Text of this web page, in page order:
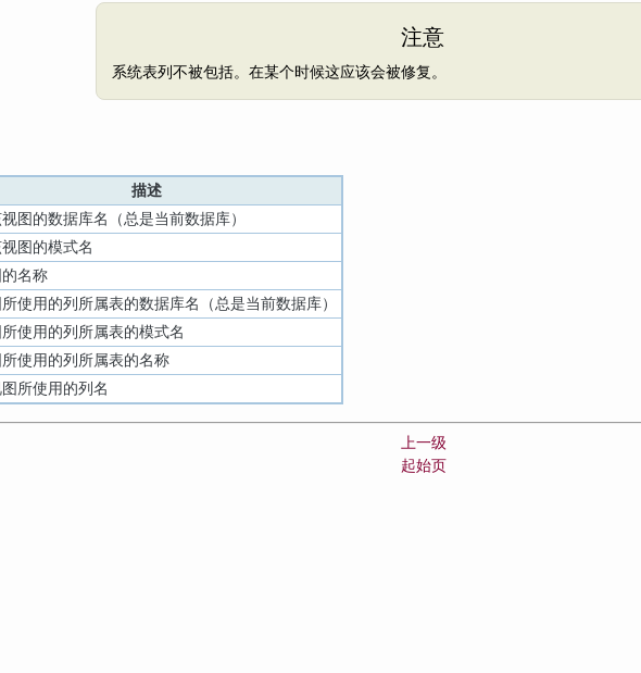
注意
系统表列不被包括。在某个时候这应该会被修复。
描述
图的数据库名（总是当前数据库）
图的模式名
名称
使用的列所属表的数据库名（总是当前数据库）
使用的列所属表的模式名
使用的列所属表的名称
所使用的列名
上一级
起始页